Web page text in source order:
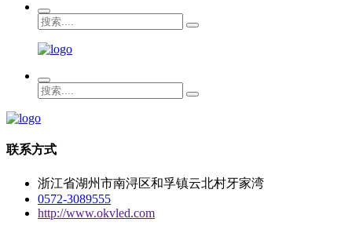
联系方式
浙江省湖州市南浔区和孚镇云北村牙家湾
0572-3089555
http://www.okvled.com